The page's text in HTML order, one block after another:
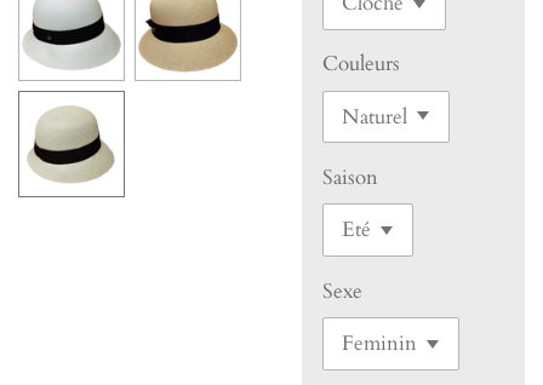
Couleurs
Saison
Sexe